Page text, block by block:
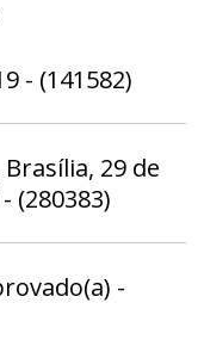
- (141582)
Brasília, 29 de
(280383)
-